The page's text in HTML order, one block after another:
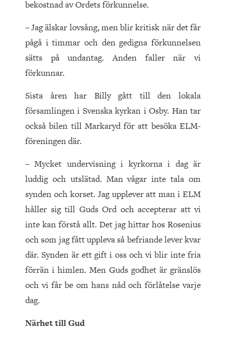
bekostnad av Ordets förkunnelse.
– Jag älskar lovsång, men blir kritisk när det får
pågå i timmar och den gedigna förkunnelsen
sätts på undantag. Anden faller när vi
förkunnar.
Sista åren har Billy gått till den lokala
församlingen i Svenska kyrkan i Osby. Han tar
också bilen till Markaryd för att besöka ELM-
föreningen där.
– Mycket undervisning i kyrkorna i dag är
luddig och utslätad. Man vågar inte tala om
synden och korset. Jag upplever att man i ELM
håller sig till Guds Ord och accepterar att vi
inte kan förstå allt. Det jag hittar hos Rosenius
och som jag fått uppleva så befriande lever kvar
där. Synden är ett gift i oss och vi blir inte fria
förrän i himlen. Men Guds godhet är gränslös
och vi får be om hans nåd och förlåtelse varje
dag.
Närhet till Gud